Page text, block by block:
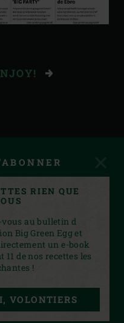
RIEN QUE
au bulletin d
Big Green Egg et
un e-book
11 de nos recettes les
!
VOLONTIERS